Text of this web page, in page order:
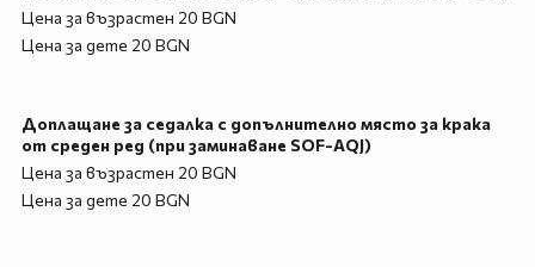
Цена за възрастен 20 BGN
Цена за дете 20 BGN
Доплащане за седалка с допълнително място за крака
от среден ред (при заминаванe SOF-AQJ)
Цена за възрастен 20 BGN
Цена за дете 20 BGN